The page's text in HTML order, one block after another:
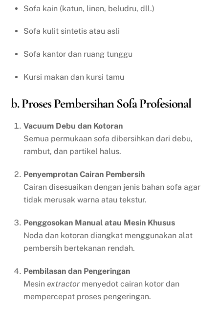
Sofa kain (katun, linen, beludru, dll.)
Sofa kulit sintetis atau asli
Sofa kantor dan ruang tunggu
Kursi makan dan kursi tamu
b. Proses Pembersihan Sofa Profesional
Vacuum Debu dan Kotoran
Semua permukaan sofa dibersihkan dari debu,
rambut, dan partikel halus.
Penyemprotan Cairan Pembersih
Cairan disesuaikan dengan jenis bahan sofa agar
tidak merusak warna atau tekstur.
Penggosokan Manual atau Mesin Khusus
Noda dan kotoran diangkat menggunakan alat
pembersih bertekanan rendah.
Pembilasan dan Pengeringan
Mesin extractor menyedot cairan kotor dan
mempercepat proses pengeringan.